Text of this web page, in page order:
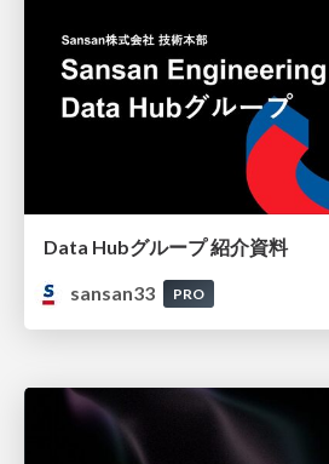
Data Hubグループ 紹介資料
sansan33
PRO